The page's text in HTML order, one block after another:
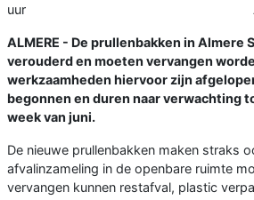
uur
ALMERE - De prullenbakken in Almere
verouderd en moeten vervangen
werkzaamheden hiervoor zijn
begonnen en duren naar verwachting
week van juni.
De nieuwe prullenbakken maken straks
afvalinzameling in de openbare ruimte
vervangen kunnen restafval, plastic